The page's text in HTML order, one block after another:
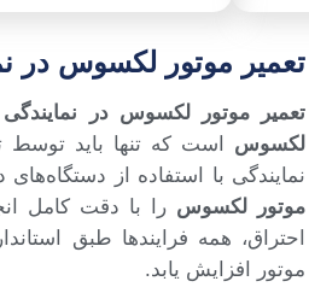
تعمیر موتور لکسوس در
تعمیر موتور لکسوس در نمایندگی
لکسوس است که تنها باید توسط
نمایندگی با استفاده از
موتور لکسوس را با دقت کامل
احتراق، همه فرایندها طبق
موتور افزایش یابد.